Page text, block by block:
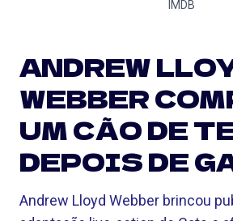
IMDB
ANDREW
WEBBER
UM CÃO DE
DEPOIS DE
Andrew Lloyd Webber brincou